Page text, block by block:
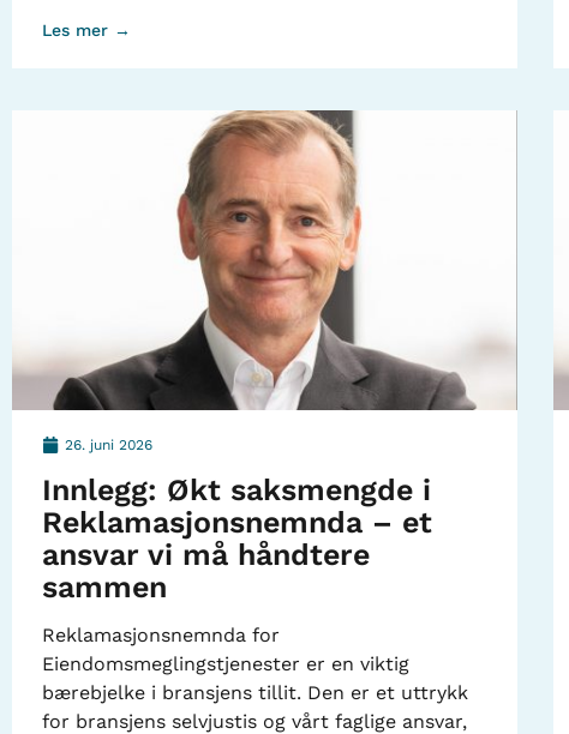
Les mer →
26. juni 2026
Innlegg: Økt saksmengde i
Reklamasjonsnemnda – et
ansvar vi må håndtere
sammen
Reklamasjonsnemnda for
Eiendomsmeglingstjenester er en viktig
bærebjelke i bransjens tillit. Den er et uttrykk
for bransjens selvjustis og vårt faglige ansvar,